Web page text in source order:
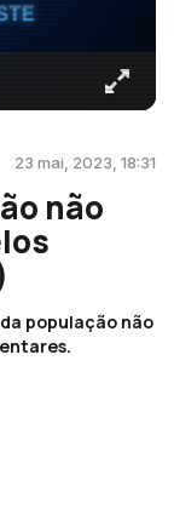
23 mai, 2023, 18:31
não
população não